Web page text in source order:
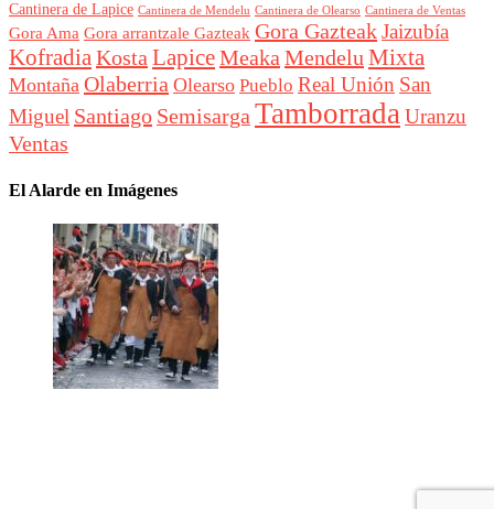
Cantinera de Lapice Cantinera de Mendelu Cantinera de Olearso Cantinera de Ventas
Gora Ama Gora arrantzale Gazteak Gora GazteakJaizubía
KofradiaKostaLapiceMeakaMendeluMixta
Montaña Olaberria Olearso Pueblo Real Unión San
Miguel Santiago SemisargaTamborradaUranzu
Ventas
El Alarde en Imágenes